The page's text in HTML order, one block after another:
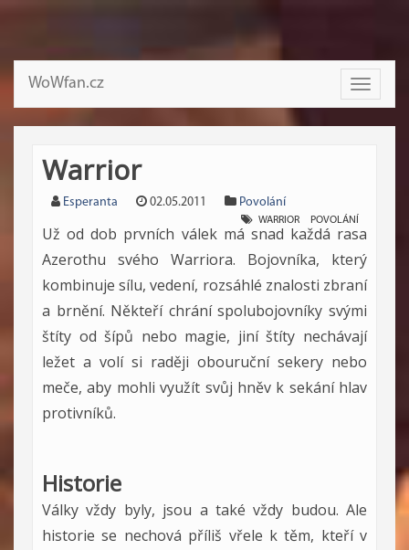
Toggle
WoWfan.cz
Warrior
Esperanta 02.05.2011 Povolání
WARRIOR POVOLÁNÍ
Už od dob prvních válek má snad každá rasa
Azerothu svého Warriora. Bojovníka, který
kombinuje sílu, vedení, rozsáhlé znalosti zbraní
a brnění. Někteří chrání spolubojovníky svými
štíty od šípů nebo magie, jiní štíty nechávají
ležet a volí si raději obouruční sekery nebo
meče, aby mohli využít svůj hněv k sekání hlav
protivníků.
Historie
Války vždy byly, jsou a také vždy budou. Ale
historie se nechová příliš vřele k těm, kteří v